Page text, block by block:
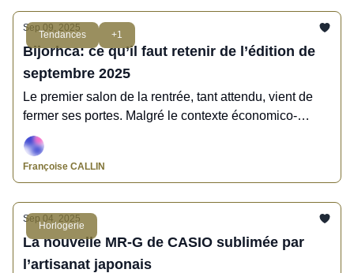
Tendances +1
Sep 09, 2025
Bijorhca: ce qu’il faut retenir de l’édition de
septembre 2025
Le premier salon de la rentrée, tant attendu, vient de
fermer ses portes. Malgré le contexte économico-
politico-social tendu, le secteur de la bijouterie a
démontré une fois de plus ses capacités à se
renouveler et à innover.
Françoise CALLIN
Horlogerie
Sep 04, 2025
La nouvelle MR-G de CASIO sublimée par
l’artisanat japonais